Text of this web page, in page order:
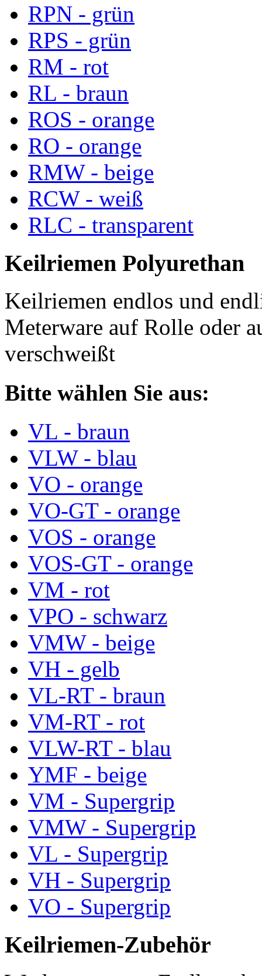
RPN - grün
RPS - grün
RM - rot
RL - braun
ROS - orange
RO - orange
RMW - beige
RCW - weiß
RLC - transparent
Keilriemen Polyurethan
Keilriemen endlos und
Meterware auf Rolle oder
verschweißt
Bitte wählen Sie aus:
VL - braun
VLW - blau
VO - orange
VO-GT - orange
VOS - orange
VOS-GT - orange
VM - rot
VPO - schwarz
VMW - beige
VH - gelb
VL-RT - braun
VM-RT - rot
VLW-RT - blau
YMF - beige
VM - Supergrip
VMW - Supergrip
VL - Supergrip
VH - Supergrip
VO - Supergrip
Keilriemen-Zubehör